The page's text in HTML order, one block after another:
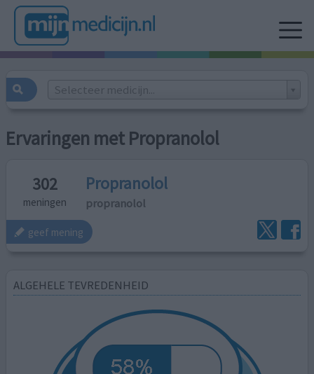
Selecteer medicijn...
Ervaringen met Propranolol
302
meningen
Propranolol
propranolol
geef mening
ALGEHELE TEVREDENHEID